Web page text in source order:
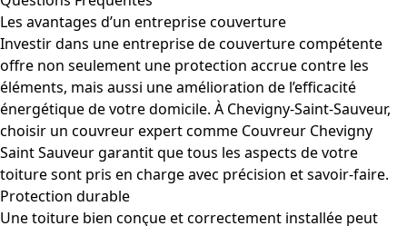
Les avantages d’un entreprise couverture
Investir dans une entreprise de couverture compétente
offre non seulement une protection accrue contre les
éléments, mais aussi une amélioration de l’efficacité
énergétique de votre domicile. À Chevigny-Saint-Sauveur,
choisir un couvreur expert comme Couvreur Chevigny
Saint Sauveur garantit que tous les aspects de votre
toiture sont pris en charge avec précision et savoir-faire.
Protection durable
Une toiture bien conçue et correctement installée peut